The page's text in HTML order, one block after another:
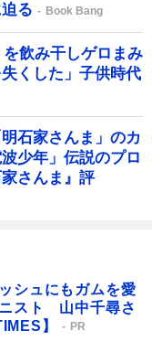
る
Book Bang
飲み干しゲロまみ
くした」子供時代
石家さんま」のカ
少年」伝説のプロ
さんま』評
シュにもガムを愛
スト 山中千尋さ
】
PR